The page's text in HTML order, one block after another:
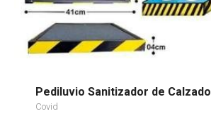
Pediluvio Sanitizador de Calzado
Covid